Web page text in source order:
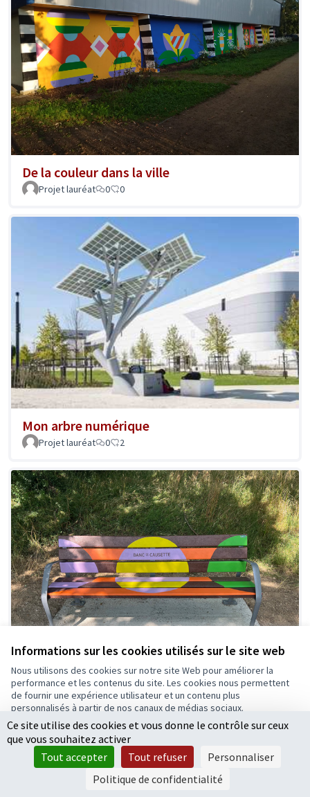
Informations sur les cookies utilisés sur le site web
Nous utilisons des cookies sur notre site Web pour améliorer la
performance et les contenus du site. Les cookies nous permettent
de fournir une expérience utilisateur et un contenu plus
personnalisés à partir de nos canaux de médias sociaux.
Tout accepter
Accepter seulement les cookies essentiels
Paramètres
De la couleur dans la ville
Projet lauréat 0 0
Mon arbre numérique
Projet lauréat 0 2
Des bancs et des sièges dans tous les
quartiers
Projet lauréat 0 0
Ce site utilise des cookies et vous donne le contrôle sur ceux
que vous souhaitez activer
Tout accepter
Tout refuser
Personnaliser
Politique de confidentialité